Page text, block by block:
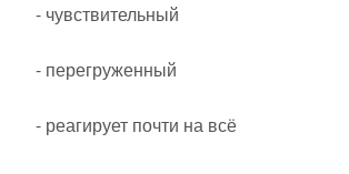
- чувствительный
- перегруженный
- реагирует почти на всё